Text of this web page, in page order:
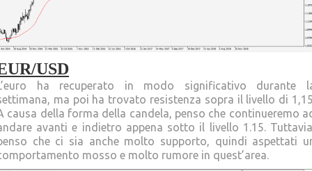
USD
ha recuperato in modo significativo durante
ma poi ha trovato resistenza sopra il livello di
causa della forma della candela, penso che continueremo
avanti e indietro appena sotto il livello 1.15.
che ci sia anche molto supporto, quindi aspettati
mosso e molto rumore in quest’area.